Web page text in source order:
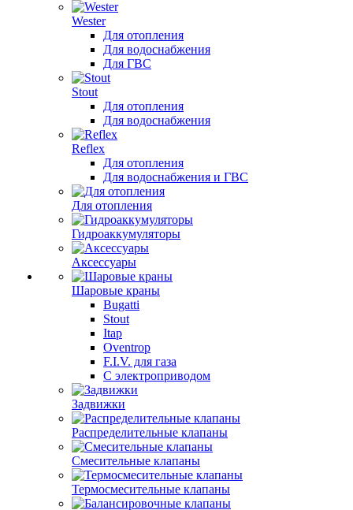
Wester
Для отопления
Для водоснабжения
Для ГВС
Stout
Для отопления
Для водоснабжения
Reflex
Для отопления
Для водоснабжения и ГВС
Для отопления
Гидроаккумуляторы
Аксессуары
Шаровые краны
Bugatti
Stout
Itap
Oventrop
F.I.V. для газа
С электроприводом
Задвижки
Распределительные клапаны
Cмесительные клапаны
Термосмесительные клапаны